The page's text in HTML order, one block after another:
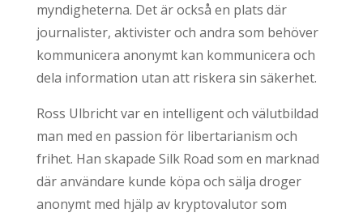
myndigheterna. Det är också en plats där
journalister, aktivister och andra som behöver
kommunicera anonymt kan kommunicera och
dela information utan att riskera sin säkerhet.
Ross Ulbricht var en intelligent och välutbildad
man med en passion för libertarianism och
frihet. Han skapade Silk Road som en marknad
där användare kunde köpa och sälja droger
anonymt med hjälp av kryptovalutor som